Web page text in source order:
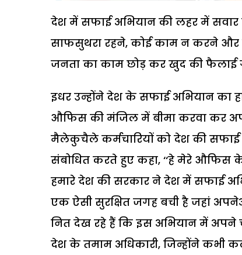
देश में सफाई अभियान की लहर में सवार
साफसुथरा रहने, कोई काम न करने और
जनता का काम छोड़ कर खुद की फैलाई
इधर उन्होंने देश के सफाई अभियान का
औफिस की मंजिल में बीमा करवा कर
मैलेकुचैले कर्मचारियों को देश की
संबोधित करते हुए कहा, ‘‘हे मेरे
हमारे देश की सरकार ने देश में सफाई
एक ऐसी सुरक्षित जगह बची है जहां
नित देख रहे हैं कि इस अभियान में
देश के तमाम अधिकारी, जिन्होंने कभी